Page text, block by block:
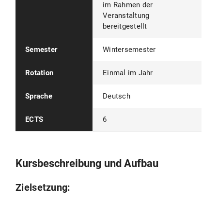
im Rahmen der
Veranstaltung
bereitgestellt
Semester Wintersemester
Rotation Einmal im Jahr
Sprache Deutsch
ECTS 6
Kursbeschreibung und Aufbau
Zielsetzung: